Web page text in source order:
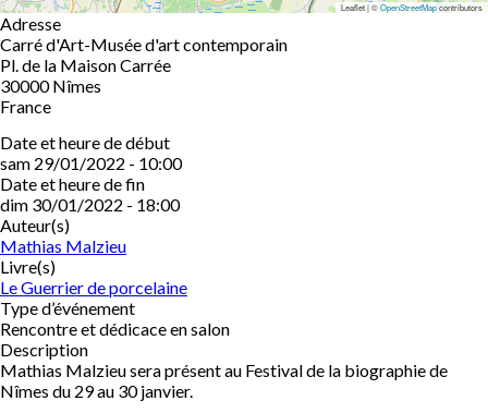
Leaflet | ©OpenStreetMapcontributors
Adresse
Carré d'Art-Musée d'art contemporain
Pl. de la Maison Carrée
30000 Nîmes
France
Date et heure de début
sam 29/01/2022 - 10:00
Date et heure de fin
dim 30/01/2022 - 18:00
Auteur(s)
Mathias Malzieu
Livre(s)
Le Guerrier de porcelaine
Type d’événement
Rencontre et dédicace en salon
Description
Mathias Malzieu sera présent au Festival de la biographie de
Nîmes du 29 au 30 janvier.